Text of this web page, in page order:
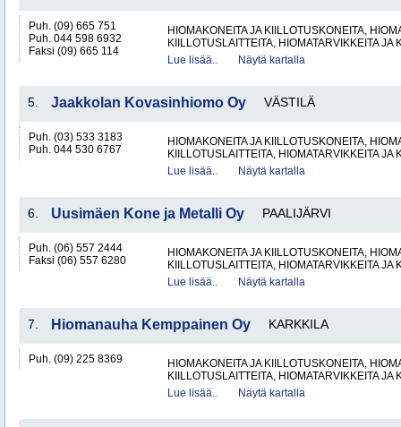
Puh. (09) 665 751
Puh. 044 598 6932
Faksi (09) 665 114
HIOMAKONEITA JA KIILLOTUSKONEITA,
KIILLOTUSLAITTEITA, HIOMATARVIKKEITA JA
Lue lisää..
Näytä kartalla
5. Jaakkolan Kovasinhiomo Oy VÄSTILÄ
Puh. (03) 533 3183
Puh. 044 530 6767
HIOMAKONEITA JA KIILLOTUSKONEITA,
KIILLOTUSLAITTEITA, HIOMATARVIKKEITA JA
Lue lisää..
Näytä kartalla
6. Uusimäen Kone ja Metalli Oy PAALIJÄRVI
Puh. (06) 557 2444
Faksi (06) 557 6280
HIOMAKONEITA JA KIILLOTUSKONEITA,
KIILLOTUSLAITTEITA, HIOMATARVIKKEITA JA
Lue lisää..
Näytä kartalla
7. Hiomanauha Kemppainen Oy KARKKILA
Puh. (09) 225 8369
HIOMAKONEITA JA KIILLOTUSKONEITA,
KIILLOTUSLAITTEITA, HIOMATARVIKKEITA JA
Lue lisää..
Näytä kartalla